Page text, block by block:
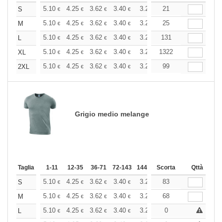
S 5.10 € 4.25 € 3.62 € 3.40 € 3.23 3.20
21
M
5.10 € 4.25 € 3.62 € 3.40 € 3.23 3.20
25
L
5.10 € 4.25 € 3.62 € 3.40 € 3.23 3.20
131
XL
5.10 € 4.25 € 3.62 € 3.40 € 3.23 3.20
1322
2XL
5.10 € 4.25 € 3.62 € 3.40 € 3.23 3.20
99
Grigio medio melange
Taglia 1-11 12-35 36-71 72-143 144-287 288 + Altri
Scorta Qttà
S 5.10 € 4.25 € 3.62 € 3.40 € 3.23 3.20
83
M
5.10 € 4.25 € 3.62 € 3.40 € 3.23 3.20
68
L
5.10 € 4.25 € 3.62 € 3.40 € 3.23 3.20 +
0